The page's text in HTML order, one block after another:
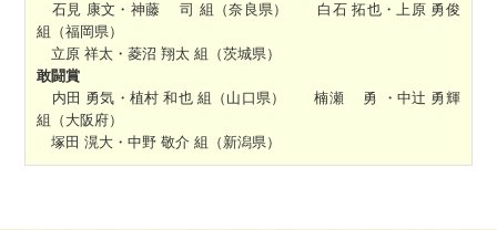
石見 康文・神藤 司 組（奈良県） 白石 拓也・上原 勇俊
組（福岡県）
立原 祥太・菱沼 翔太 組（茨城県）
敢闘賞
内田 勇気・植村 和也 組（山口県） 楠瀬 勇 ・中辻 勇輝
組（大阪府）
塚田 滉大・中野 敬介 組（新潟県）